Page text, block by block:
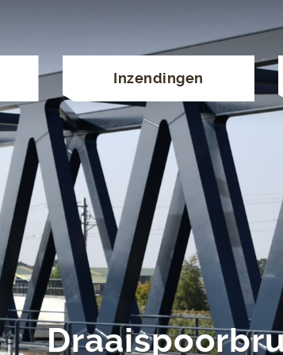
Inzendingen